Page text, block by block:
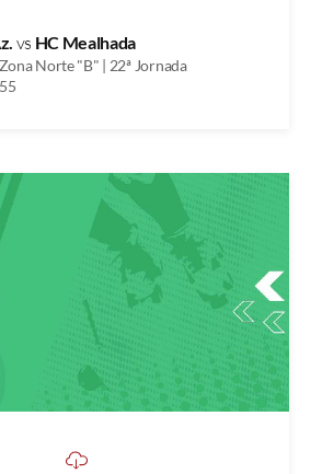
vs HC Mealhada
Norte "B" | 22ª Jornada